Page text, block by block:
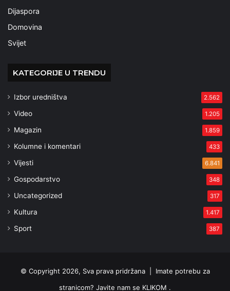
Dijaspora
Domovina
Svijet
KATEGORIJE U TRENDU
Izbor uredništva 2.562
Video 1.205
Magazin 1.859
Kolumne i komentari 433
Vijesti 6.841
Gospodarstvo 348
Uncategorized 317
Kultura 1.417
Sport 387
© Copyright 2026, Sva prava pridržana | Imate potrebu za
stranicom? Javite nam se KLIKOM .